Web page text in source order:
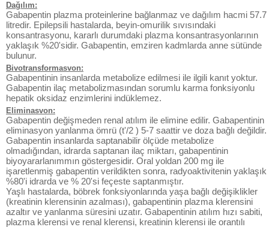
Dağılım:
Gabapentin plazma proteinlerine bağlanmaz ve dağılım hacmi 57.7
litredir. Epilepsili hastalarda, beyin-omurilik sıvısındaki
konsantrasyonu, kararlı durumdaki plazma konsantrasyonlarının
yaklaşık %20'sidir. Gabapentin, emziren kadmlarda anne sütünde
bulunur.
Bivotransformasvon:
Gabapentinin insanlarda metabolize edilmesi ile ilgili kanıt yoktur.
Gabapentin ilaç metabolizmasından sorumlu karma fonksiyonlu
hepatik oksidaz enzimlerini indüklemez.
Eliminasvon:
Gabapentin değişmeden renal atılım ile elimine edilir. Gabapentinin
eliminasyon yanlanma ömrü (t'/2 ) 5-7 saattir ve doza bağlı değildir.
Gabapentin insanlarda saptanabilir ölçüde metabolize
olmadığından, idrarda saptanan ilaç miktarı, gabapentinin
biyoyararlanımmın göstergesidir. Oral yoldan 200 mg ile
işaretlenmiş gabapentin verildikten sonra, radyoaktivitenin yaklaşık
%80'i idrarda ve % 20'si feçeste saptanmıştır.
Yaşlı hastalarda, böbrek fonksiyonlarında yaşa bağlı değişiklikler
(kreatinin klerensinin azalması), gabapentinin plazma klerensini
azaltır ve yanlanma süresini uzatır. Gabapentinin atılım hızı sabiti,
plazma klerensi ve renal klerensi, kreatinin klerensi ile orantılı